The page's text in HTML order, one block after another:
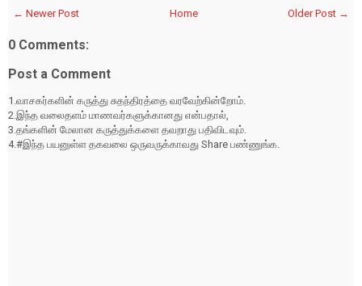
← Newer Post Older Post →
Home
0 Comments:
Post a Comment
1.வாசகர்களின் கருத்து சுதந்திரத்தை வரவேற்கின்றோம்.
2.இந்த வலைதளம் மாணவர்களுக்கானது என்பதால்,
3.தங்களின் மேலான கருத்துக்களை தவறாது பதிவிடவும்.
4.#இந்த பயனுள்ள தகவலை ஒருவருக்காவது Share பண்ணுங்க.